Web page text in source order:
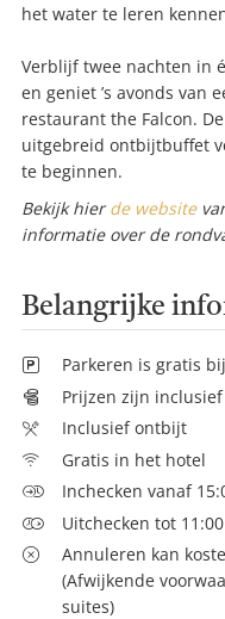
het water te leren
Verblijf twee nachten in
en geniet ’s avonds van
restaurant the Falcon.
uitgebreid ontbijtbuffet
te beginnen.
Bekijk hierde website
informatie over de
Belangrijke
Parkeren is gratis
Prijzen zijn
Inclusief ontbijt
Gratis in het hotel
Inchecken vanaf
Uitchecken tot
Annuleren kan
(Afwijkende
suites)